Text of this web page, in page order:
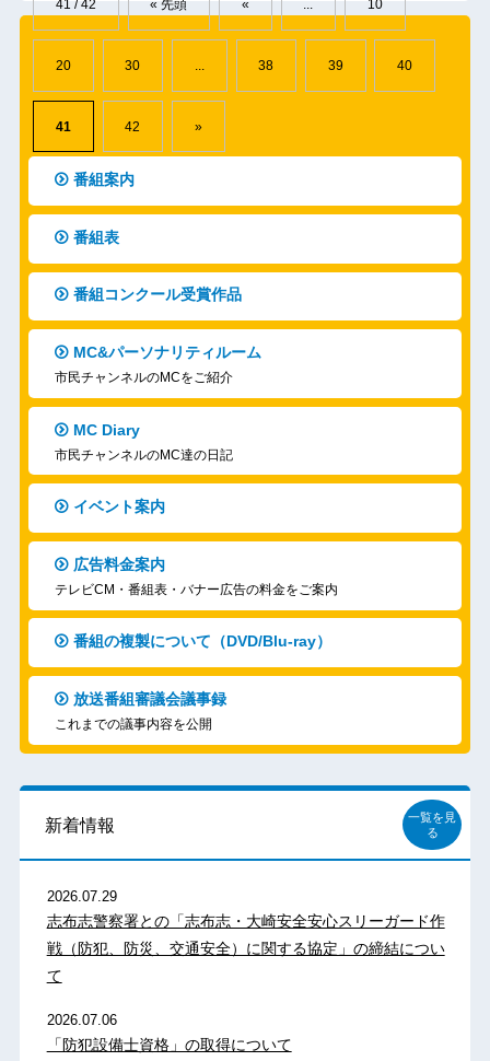
41 / 42 « 先頭 « ... 10
20 30 ... 38 39 40
41 42 »
番組案内
番組表
番組コンクール受賞作品
MC&パーソナリティルーム
市民チャンネルのMCをご紹介
MC Diary
市民チャンネルのMC達の日記
イベント案内
広告料金案内
テレビCM・番組表・バナー広告の料金をご案内
番組の複製について（DVD/Blu-ray）
放送番組審議会議事録
これまでの議事内容を公開
新着情報
一覧を見
る
2026.07.29
志布志警察署との「志布志・大崎安全安心スリーガード作
戦（防犯、防災、交通安全）に関する協定」の締結につい
て
2026.07.06
「防犯設備士資格」の取得について